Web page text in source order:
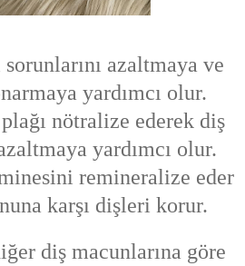
azaltmaya ve
yardımcı olur.
nötralize ederek diş
yardımcı olur.
remineralize eder
karşı dişleri korur.
diş macunlarına göre